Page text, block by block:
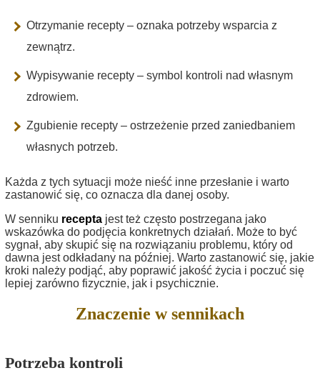
Otrzymanie recepty – oznaka potrzeby wsparcia z
zewnątrz.
Wypisywanie recepty – symbol kontroli nad własnym
zdrowiem.
Zgubienie recepty – ostrzeżenie przed zaniedbaniem
własnych potrzeb.
Każda z tych sytuacji może nieść inne przesłanie i warto
zastanowić się, co oznacza dla danej osoby.
W senniku recepta jest też często postrzegana jako
wskazówka do podjęcia konkretnych działań. Może to być
sygnał, aby skupić się na rozwiązaniu problemu, który od
dawna jest odkładany na później. Warto zastanowić się, jakie
kroki należy podjąć, aby poprawić jakość życia i poczuć się
lepiej zarówno fizycznie, jak i psychicznie.
Znaczenie w sennikach
Potrzeba kontroli